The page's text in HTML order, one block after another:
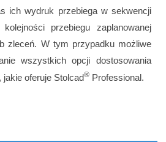
ich wydruk przebiega w sekwencji
kolejności przebiegu zaplanowanej
zleceń. W tym przypadku możliwe
wszystkich opcji dostosowania
jakie oferuje Stolcad® Professional.